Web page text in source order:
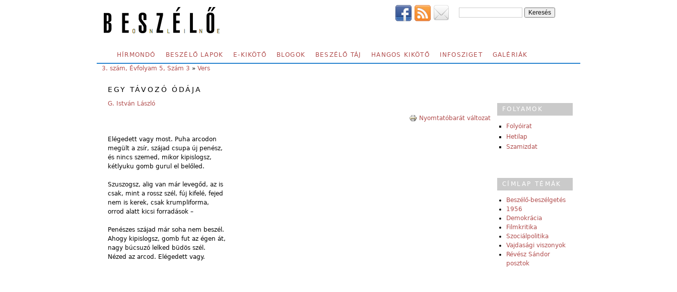
SECONDARY MENU
HÍRMONDÓ BESZÉLŐ LAPOK E-KIKÖTŐ BLOGOK BESZÉLŐ TÁJ HANGOS KIKÖTŐ INFOSZIGET GALÉRIÁK
YOU ARE HERE:
3. szám, Évfolyam 5, Szám 3 » Vers
EGY TÁVOZÓ ÓDÁJA
G. István László
Nyomtatóbarát változat
Elégedett vagy most. Puha arcodon
megült a zsír, szájad csupa új penész,
és nincs szemed, mikor kipislogsz,
kétlyuku gomb gurul el belőled.
Szuszogsz, alig van már levegőd, az is
csak, mint a rossz szél, fúj kifelé, fejed
nem is kerek, csak krumpliforma,
orrod alatt kicsi forradások –
Penészes szájad már soha nem beszél.
Ahogy kipislogsz, gomb fut az égen át,
nagy búcsuzó lelked büdös szél.
Nézed az arcod. Elégedett vagy.
FOLYAMOK
Folyóirat
Hetilap
Szamizdat
CÍMLAP TÉMÁK
Beszélő-beszélgetés
1956
Demokrácia
Filmkritika
Szociálpolitika
Vajdasági viszonyok
Révész Sándor
posztok